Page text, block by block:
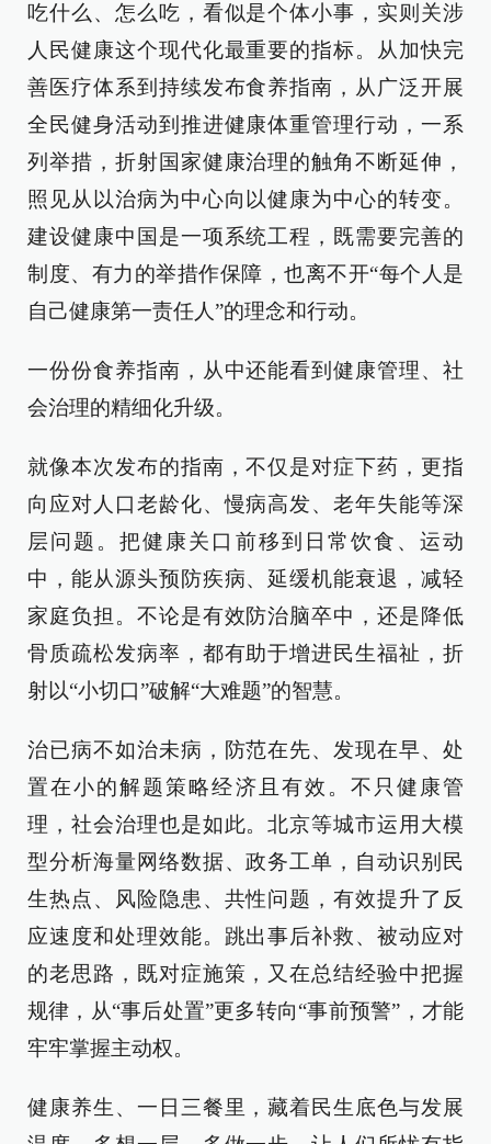
吃什么、怎么吃，看似是个体小事，实则关涉
人民健康这个现代化最重要的指标。从加快完
善医疗体系到持续发布食养指南，从广泛开展
全民健身活动到推进健康体重管理行动，一系
列举措，折射国家健康治理的触角不断延伸，
照见从以治病为中心向以健康为中心的转变。
建设健康中国是一项系统工程，既需要完善的
制度、有力的举措作保障，也离不开“每个人是
自己健康第一责任人”的理念和行动。
一份份食养指南，从中还能看到健康管理、社
会治理的精细化升级。
就像本次发布的指南，不仅是对症下药，更指
向应对人口老龄化、慢病高发、老年失能等深
层问题。把健康关口前移到日常饮食、运动
中，能从源头预防疾病、延缓机能衰退，减轻
家庭负担。不论是有效防治脑卒中，还是降低
骨质疏松发病率，都有助于增进民生福祉，折
射以“小切口”破解“大难题”的智慧。
治已病不如治未病，防范在先、发现在早、处
置在小的解题策略经济且有效。不只健康管
理，社会治理也是如此。北京等城市运用大模
型分析海量网络数据、政务工单，自动识别民
生热点、风险隐患、共性问题，有效提升了反
应速度和处理效能。跳出事后补救、被动应对
的老思路，既对症施策，又在总结经验中把握
规律，从“事后处置”更多转向“事前预警”，才能
牢牢掌握主动权。
健康养生、一日三餐里，藏着民生底色与发展